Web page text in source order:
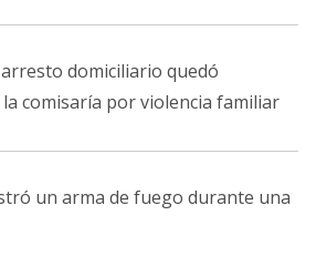
domiciliario quedó
comisaría por violencia familiar
un arma de fuego durante una